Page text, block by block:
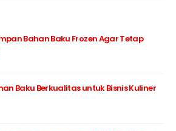
Bahan Baku Frozen Agar Tetap
Baku Berkualitas untuk Bisnis Kuliner